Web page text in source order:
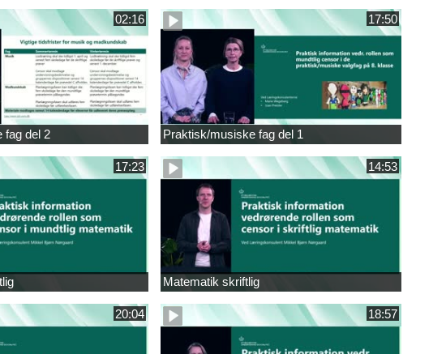
02:16
fag del 2
17:50
Praktisk/musiske fag del 1
17:23 14:53
Matematik skriftlig
20:04 18:57